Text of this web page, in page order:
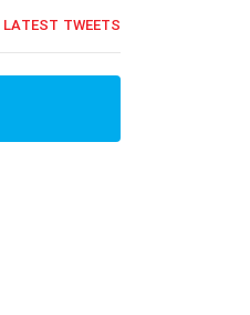
LATEST TWEETS